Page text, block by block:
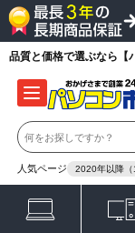
品質と価格で選ぶなら【
人気ページ 2020年以降（